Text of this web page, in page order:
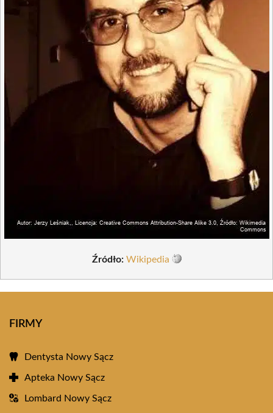
Źródło: Wikipedia
FIRMY
Dentysta Nowy Sącz
Apteka Nowy Sącz
Lombard Nowy Sącz